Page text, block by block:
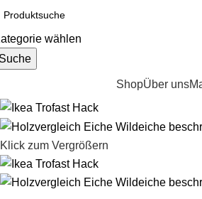
wählen
ShopÜber uns
Klick zum Vergrößern